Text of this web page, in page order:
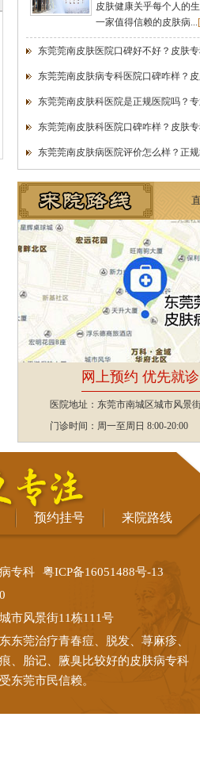
皮肤健康关乎每个人的
一家值得信赖的皮肤病...
东莞莞南皮肤医院口碑好不好？皮肤
东莞莞南皮肤病专科医院口碑咋样？
东莞莞南皮肤科医院是正规医院吗？
东莞莞南皮肤科医院口碑咋样？皮肤
东莞莞南皮肤病医院评价怎么样？正
网上预约 优先就诊
医院地址：东莞市南城区城市风景
门诊时间：周一至周日 8:00-20:00
预约挂号 来院路线
专科
粤ICP备16051488号-13
市风景街11栋111号
东莞治疗青春痘、脱发、荨麻疹、
、胎记、腋臭比较好的皮肤病专科
东莞市民信赖。